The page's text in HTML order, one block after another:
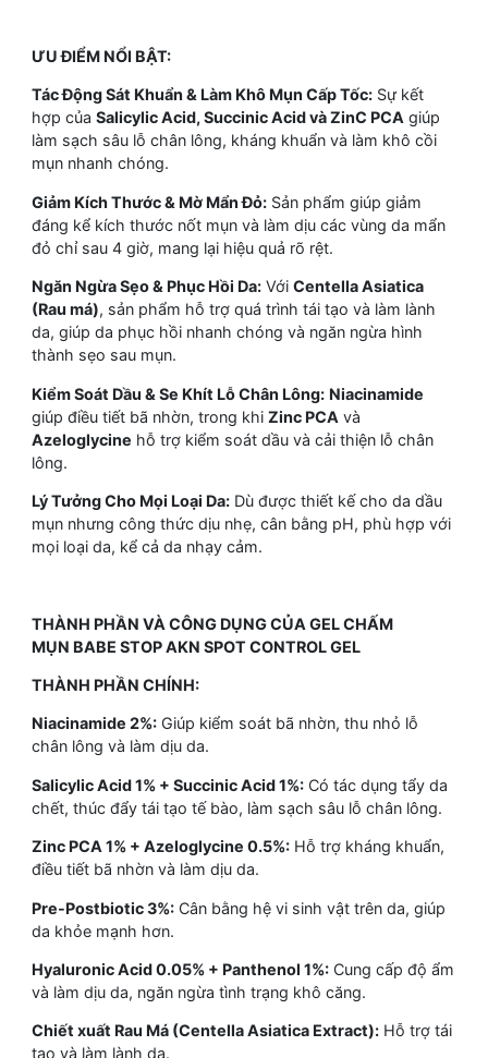
ƯU ĐIỂM NỔI BẬT:
Tác Động Sát Khuẩn & Làm Khô Mụn Cấp Tốc: Sự kết
hợp của Salicylic Acid, Succinic Acid và ZinC PCA giúp
làm sạch sâu lỗ chân lông, kháng khuẩn và làm khô cồi
mụn nhanh chóng.
Giảm Kích Thước & Mờ Mẩn Đỏ: Sản phẩm giúp giảm
đáng kể kích thước nốt mụn và làm dịu các vùng da mẩn
đỏ chỉ sau 4 giờ, mang lại hiệu quả rõ rệt.
Ngăn Ngừa Sẹo & Phục Hồi Da: Với Centella Asiatica
(Rau má), sản phẩm hỗ trợ quá trình tái tạo và làm lành
da, giúp da phục hồi nhanh chóng và ngăn ngừa hình
thành sẹo sau mụn.
Kiểm Soát Dầu & Se Khít Lỗ Chân Lông: Niacinamide
giúp điều tiết bã nhờn, trong khi Zinc PCA và
Azeloglycine hỗ trợ kiểm soát dầu và cải thiện lỗ chân
lông.
Lý Tưởng Cho Mọi Loại Da: Dù được thiết kế cho da dầu
mụn nhưng công thức dịu nhẹ, cân bằng pH, phù hợp với
mọi loại da, kể cả da nhạy cảm.
THÀNH PHẦN VÀ CÔNG DỤNG CỦA GEL CHẤM
MỤN BABE STOP AKN SPOT CONTROL GEL
THÀNH PHẦN CHÍNH:
Niacinamide 2%: Giúp kiểm soát bã nhờn, thu nhỏ lỗ
chân lông và làm dịu da.
Salicylic Acid 1% + Succinic Acid 1%: Có tác dụng tẩy da
chết, thúc đẩy tái tạo tế bào, làm sạch sâu lỗ chân lông.
Zinc PCA 1% + Azeloglycine 0.5%: Hỗ trợ kháng khuẩn,
điều tiết bã nhờn và làm dịu da.
Pre-Postbiotic 3%: Cân bằng hệ vi sinh vật trên da, giúp
da khỏe mạnh hơn.
Hyaluronic Acid 0.05% + Panthenol 1%: Cung cấp độ ẩm
và làm dịu da, ngăn ngừa tình trạng khô căng.
Chiết xuất Rau Má (Centella Asiatica Extract): Hỗ trợ tái
tạo và làm lành da.